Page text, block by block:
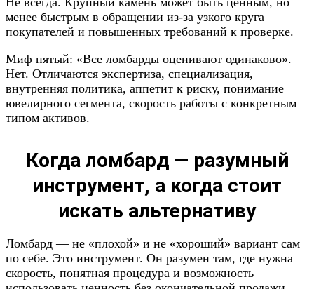
менее быстрым в обращении из-за узкого круга
покупателей и повышенных требований к проверке.
Миф пятый: «Все ломбарды оценивают одинаково».
Нет. Отличаются экспертиза, специализация,
внутренняя политика, аппетит к риску, понимание
ювелирного сегмента, скорость работы с конкретным
типом активов.
Когда ломбард — разумный
инструмент, а когда стоит
искать альтернативу
Ломбард — не «плохой» и не «хороший» вариант сам
по себе. Это инструмент. Он разумен там, где нужна
скорость, понятная процедура и возможность